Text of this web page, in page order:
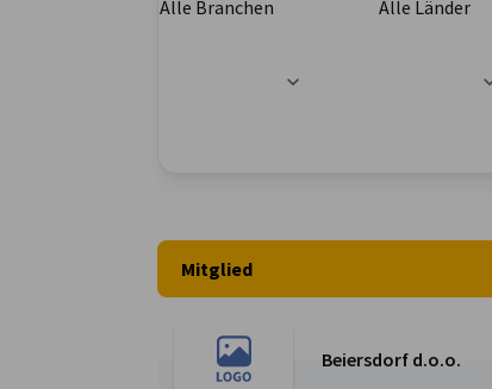
Filteroptionen wurden erfolgreich
Alle Branchen
Alle Länder
Mitglied
Weiter zur Beiersdorf d.o.o. Seite
Beiersdorf d.o.o.